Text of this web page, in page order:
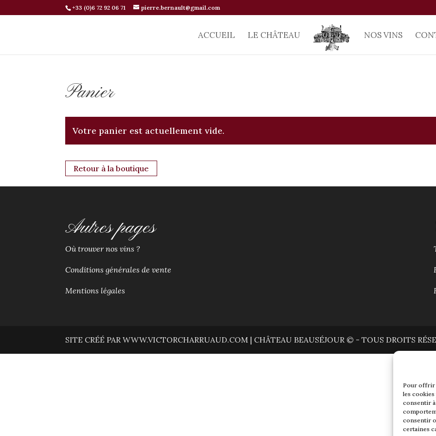
Pour offrir
les
consentir
consentir
certaines
+33 (0)6 72 92 06 71 pierre.bernault@gmail.com
ACCUEIL LE CHÂTEAU NOS VINS
Panier
Votre panier est actuellement vide.
Retour à la boutique
Autres pages
Où trouver nos vins ?
Conditions générales de vente
Mentions légales
SITE CRÉÉ PAR WWW.VICTORCHARRUAUD.COM | CHÂTEAU BEAUSÉJOUR © - TOUS DROITS